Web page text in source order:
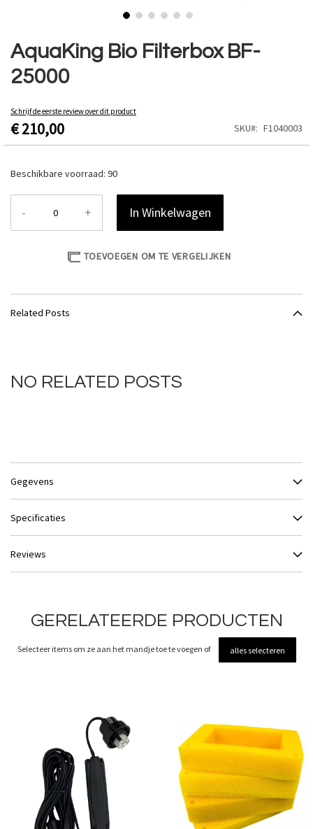
AquaKing Bio Filterbox BF-
25000
Schrijf de eerste review over dit product
€ 210,00 SKU F1040003
Beschikbare voorraad: 90
- + In Winkelwagen
TOEVOEGEN OM TE VERGELIJKEN
naar
het
begin
van
afbeeldingen-
gallerij
Related Posts
NO RELATED POSTS
Gegevens
Specificaties
Reviews
GERELATEERDE PRODUCTEN
Selecteer items om ze aan het mandje toe te voegen of alles selecteren